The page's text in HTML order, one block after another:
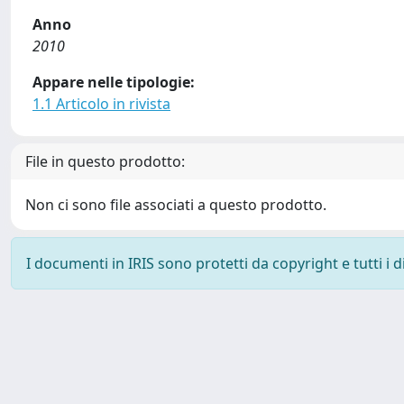
Anno
2010
Appare nelle tipologie:
1.1 Articolo in rivista
File in questo prodotto:
Non ci sono file associati a questo prodotto.
I documenti in IRIS sono protetti da copyright e tutti i